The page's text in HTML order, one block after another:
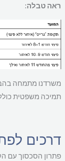
טבלה:
מתמחה
משפטית
הסכסוך עם